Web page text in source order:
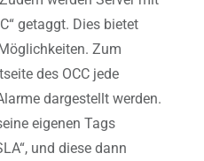
getaggt. Dies bietet
Zum
des OCC jede
dargestellt werden.
eigenen Tags
und diese dann